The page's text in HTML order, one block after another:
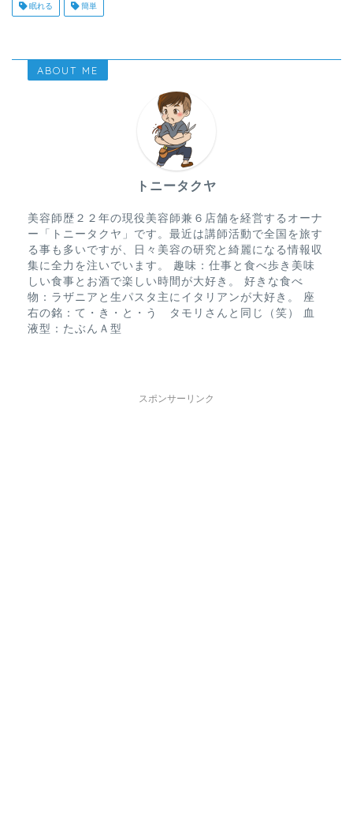
眠れる 簡単
ABOUT ME
トニータクヤ
美容師歴２２年の現役美容師兼６店舗を経営するオーナ
ー「トニータクヤ」です。最近は講師活動で全国を旅す
る事も多いですが、日々美容の研究と綺麗になる情報収
集に全力を注いでいます。 趣味：仕事と食べ歩き美味
しい食事とお酒で楽しい時間が大好き。 好きな食べ
物：ラザニアと生パスタ主にイタリアンが大好き。 座
右の銘：て・き・と・う タモリさんと同じ（笑） 血
液型：たぶんＡ型
スポンサーリンク